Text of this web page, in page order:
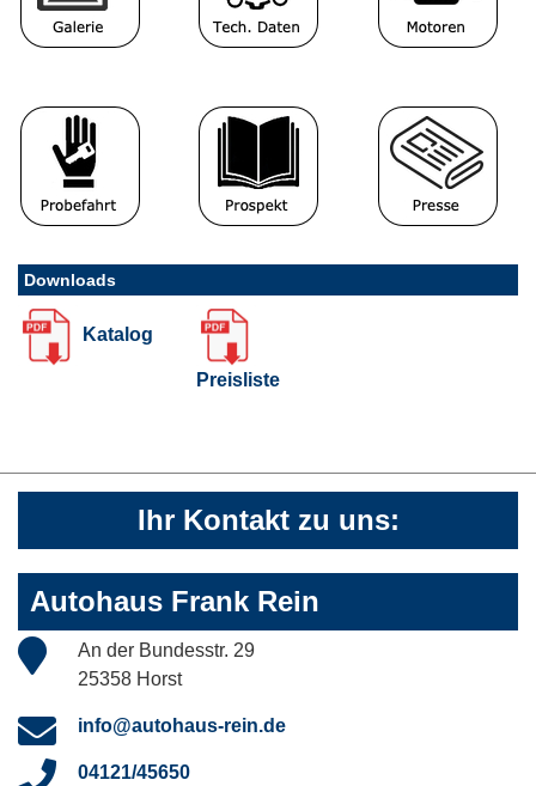
Downloads
Katalog
Preisliste
Ihr Kontakt zu uns:
Autohaus Frank Rein
An der Bundesstr. 29
25358 Horst
info@autohaus-rein.de
04121/45650